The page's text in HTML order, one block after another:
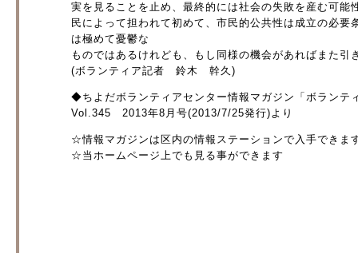
実を見ることを止め、最終的には社会の失敗を産む可能
民によって担われて初めて、市民的公共性は成立の必
は極めて憂鬱な
ものではあるけれども、もし同様の機会があればまた引
(ボランティア記者 鈴木 幹久)
◆ちよだボランティアセンター情報マガジン「ボランテ
Vol.345 2013年8月号(2013/7/25発行)より
☆情報マガジンは区内の情報ステーションで入手できま
☆当ホームページ上でも見る事ができます